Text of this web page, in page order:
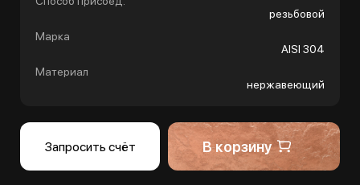
резьбовой
Марка
AISI 304
Материал
нержавеющий
Запросить счёт В корзину